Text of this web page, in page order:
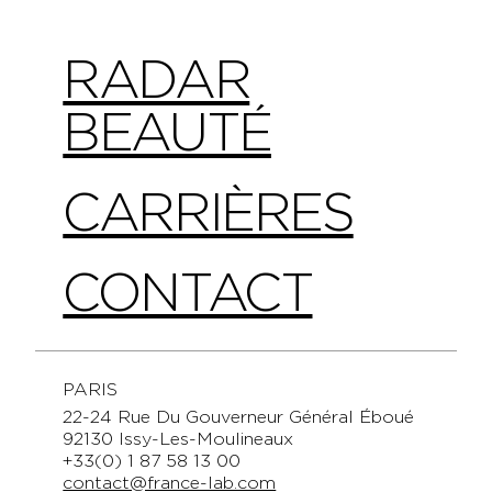
RADAR
BEAUTÉ
CARRIÈRES
CONTACT
PARIS
22-24 Rue Du Gouverneur Général Éboué
92130 Issy-Les-Moulineaux
+33(0) 1 87 58 13 00
contact@france-lab.com